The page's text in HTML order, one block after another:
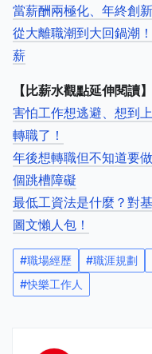
當薪酬兩極化、年終創
從大離職潮到大回鍋潮
薪
【比薪水觀點延伸閱讀】
害怕工作想逃避、想到
轉職了！
年後想轉職但不知道要
個跳槽障礙
最低工資法是什麼？對
圖文懶人包！
#職場經歷 #職涯規劃
#快樂工作人